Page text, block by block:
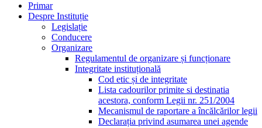
Primar
Despre Instituție
Legislație
Conducere
Organizare
Regulamentul de organizare și funcționare
Integritate instituțională
Cod etic și de integritate
Lista cadourilor primite si destinatia
acestora, conform Legii nr. 251/2004
Mecanismul de raportare a încălcărilor legii
Declarația privind asumarea unei agende